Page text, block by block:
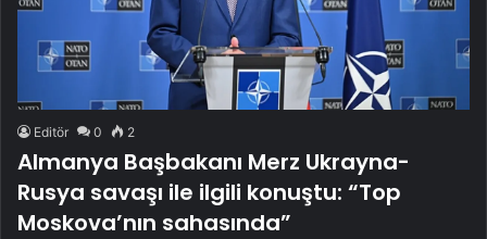
Editör 0 2
Almanya Başbakanı Merz Ukrayna-
Rusya savaşı ile ilgili konuştu: “Top
Moskova’nın sahasında”